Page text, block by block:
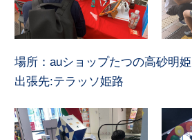
場所：auショップたつの高砂明
出張先:テラッソ姫路